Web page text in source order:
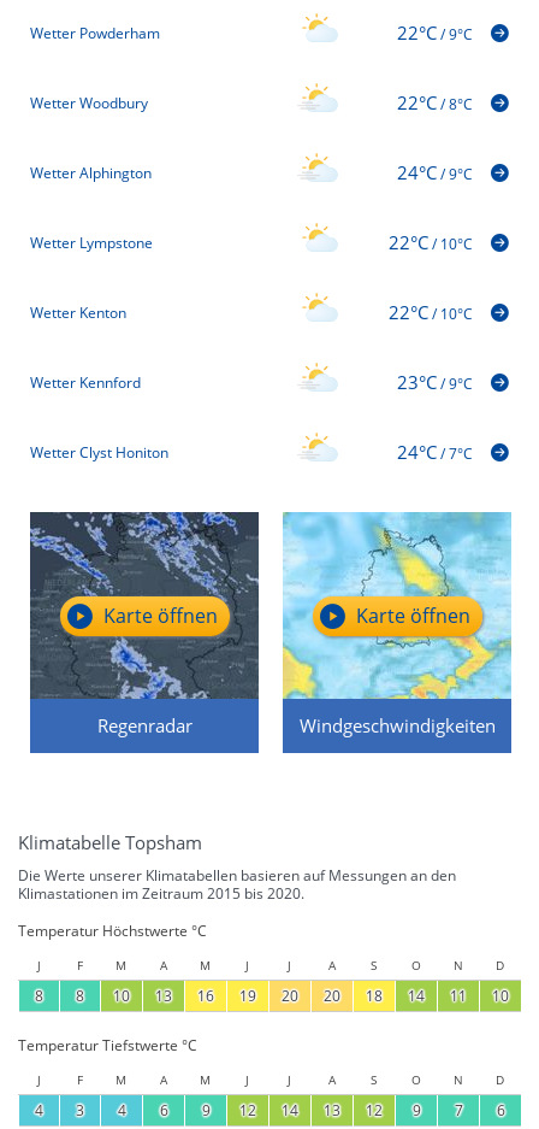
Wetter Powderham 22°C/9°C
Wetter Woodbury 22°C/8°C
Wetter Alphington 24°C/9°C
Wetter Lympstone 22°C/10°C
Wetter Kenton 22°C/10°C
Wetter Kennford 23°C/9°C
Wetter Clyst Honiton 24°C/7°C
Regenradar
Karte öffnen
Windgeschwindigkeiten
Karte öffnen
Klimatabelle Topsham
Die Werte unserer Klimatabellen basieren auf Messungen an den
Klimastationen im Zeitraum 2015 bis 2020.
Temperatur Höchstwerte °C
J F M A M J J A S O N D
8 8 10 13 16 19 20 20 18 14 11 10
Temperatur Tiefstwerte °C
J F M A M J J A S O N D
4 3 4 6 9 12 14 13 12 9 7 6